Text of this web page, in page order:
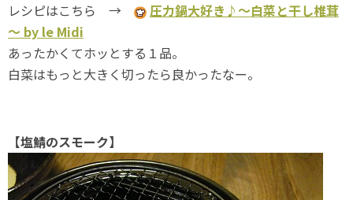
レシピはこちら →
圧力鍋大好き♪～白菜と干し椎茸
～ by le Midi
あったかくてホッとする１品。
白菜はもっと大きく切ったら良かったなー。
【塩鯖のスモーク】